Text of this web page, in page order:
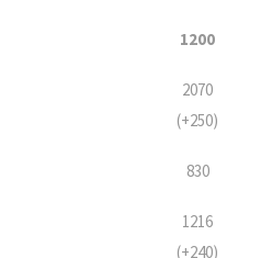
1200
2070
(+250)
830
1216
(+240)